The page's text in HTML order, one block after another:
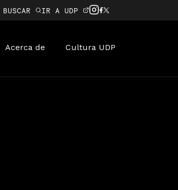
BUSCAR IR A UDP
Acerca de Cultura UDP